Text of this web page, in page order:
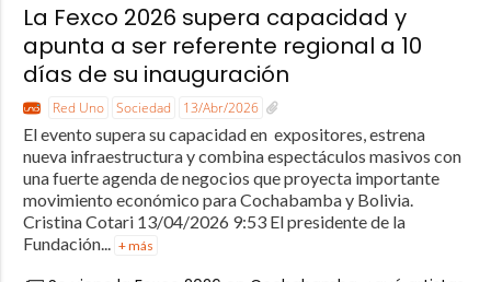
La Fexco 2026 supera capacidad y
apunta a ser referente regional a 10
días de su inauguración
Red Uno Sociedad 13/Abr/2026
El evento supera su capacidad en expositores, estrena
nueva infraestructura y combina espectáculos masivos con
una fuerte agenda de negocios que proyecta importante
movimiento económico para Cochabamba y Bolivia.
Cristina Cotari 13/04/2026 9:53 El presidente de la
Fundación...
+ más